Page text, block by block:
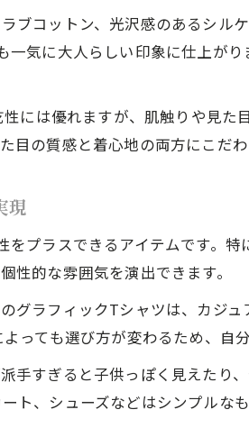
シンプルTシャツで個性が際
シンプルTシャツで個性
メンズ柄Tシャツで個性
大人の個性的コーデに
落ち着いた色のTシャツ
大人の個性的コーデに効
プリントTシャツ着こな
大人プリントTシャツメ
個性的コーデが映える
体型カバーも叶う大人の個
ブコットン、光沢感のあるシル
気に大人らしい印象に仕上が
には優れますが、肌触りや見
目の質感と着心地の両方にこだ
現
プラスできるアイテムです。
性的な雰囲気を演出できます。
グラフィックTシャツは、カジ
っても選び方が変わるため、自
手すぎると子供っぽく見えたり
ト、シューズなどはシンプルな